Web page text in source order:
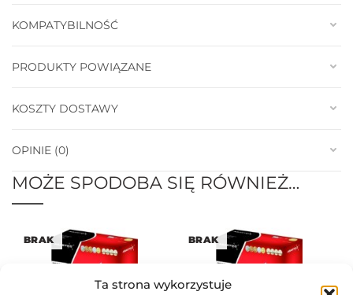
Ta strona wykorzystuje
KOMPATYBILNOŚĆ
PRODUKTY POWIĄZANE
KOSZTY DOSTAWY
OPINIE (0)
MOŻE SPODOBA SIĘ RÓWNIEŻ…
BRAK BRAK